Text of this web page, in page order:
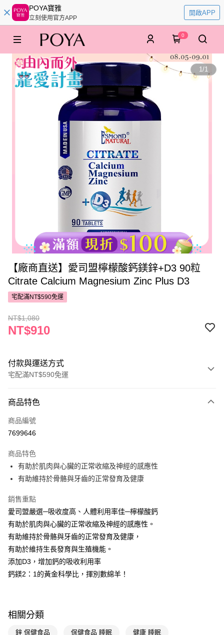
POYA寶雅
立刻使用官方APP
開啟APP
0
1/1
【廠商直送】愛司盟檸檬酸鈣鎂鋅+D3 90粒
Citrate Calcium Magnesium Zinc Plus D3
宅配滿NT$590免運
NT$1,080
NT$910
付款與運送方式
宅配滿NT$590免運
POYA支付
信用卡一次付款
Apple Pay
街口支付
悠遊付
Google Pay
AFTEE先享後付
相關說明
【關於「AFTEE先享後付」】
AFTEE先享後付是「在收到商品之後才付款」的支付方式。 讓您購物簡單
便利好安心！
１．於結帳方式選擇「AFTEE先享後付」後，將跳轉至「AFTEE先享後付」
運送方式
商品特色
商品編號
7699646
商品特色
有助於肌肉與心臟的正常收縮及神經的感應性
有助維持於骨骼與牙齒的正常發育及健康
銷售重點
愛司盟嚴選─吸收度高、人體利用率佳─檸檬酸鈣
有助於肌肉與心臟的正常收縮及神經的感應性。
有助維持於骨骼與牙齒的正常發育及健康，
有助於維持生長發育與生殖機能。
添加D3，增加鈣的吸收利用率
鈣鎂2：1的黃金科學比，揮別數綿羊！
相關分類
鋅 保健食品 保健食品 睡眠 健康 睡眠